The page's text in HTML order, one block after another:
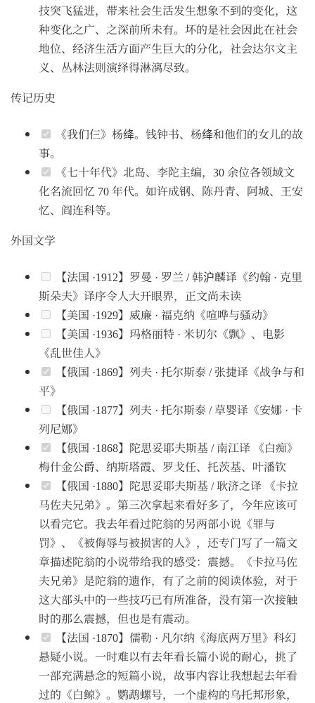
技突飞猛进，带来社会生活发生想象不到的变化，这
种变化之广、之深前所未有。坏的是社会因此在社会
地位、经济生活方面产生巨大的分化，社会达尔文主
义、丛林法则演绎得淋漓尽致。
传记历史
《我们仨》杨绛。钱钟书、杨绛和他们的女儿的故
事。
《七十年代》北岛、李陀主编，30 余位各领域文
化名流回忆 70 年代。如许成钢、陈丹青、阿城、王安
忆、阎连科等。
外国文学
【法国 ·1912】罗曼 · 罗兰 / 韩沪麟译《约翰 · 克里
斯朵夫》译序令人大开眼界，正文尚未读
【美国 ·1929】威廉 · 福克纳《喧哗与骚动》
【美国 ·1936】玛格丽特 · 米切尔《飘》、电影
《乱世佳人》
【俄国 ·1869】列夫 · 托尔斯泰 / 张捷译《战争与和
平》
【俄国 ·1877】列夫 · 托尔斯泰 / 草婴译《安娜 · 卡
列尼娜》
【俄国 ·1868】陀思妥耶夫斯基 / 南江译 《白痴》
梅什金公爵、纳斯塔霞、罗戈任、托茨基、叶潘钦
【俄国 ·1880】陀思妥耶夫斯基 / 耿济之译 《卡拉
马佐夫兄弟》。第三次拿起来看好多了，今年应该可
以看完它。我去年看过陀翁的另两部小说《罪与
罚》、《被侮辱与被损害的人》，还专门写了一篇文
章描述陀翁的小说带给我的感受：震撼。《卡拉马佐
夫兄弟》是陀翁的遗作，有了之前的阅读体验，对于
这大部头中的一些技巧已有所准备，没有第一次接触
时的那么震撼，但也是有震动。
【法国 ·1870】儒勒 · 凡尔纳《海底两万里》科幻
悬疑小说。一时难以有去年看长篇小说的耐心，挑了
一部充满悬念的短篇小说，故事内容让我想起去年看
过的《白鲸》。鹦鹉螺号，一个虚构的乌托邦形象，